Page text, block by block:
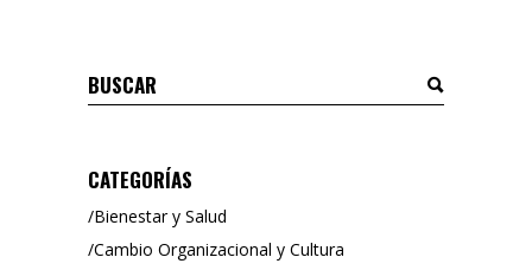
Buscar
CATEGORÍAS
Bienestar y Salud
Cambio Organizacional y Cultura